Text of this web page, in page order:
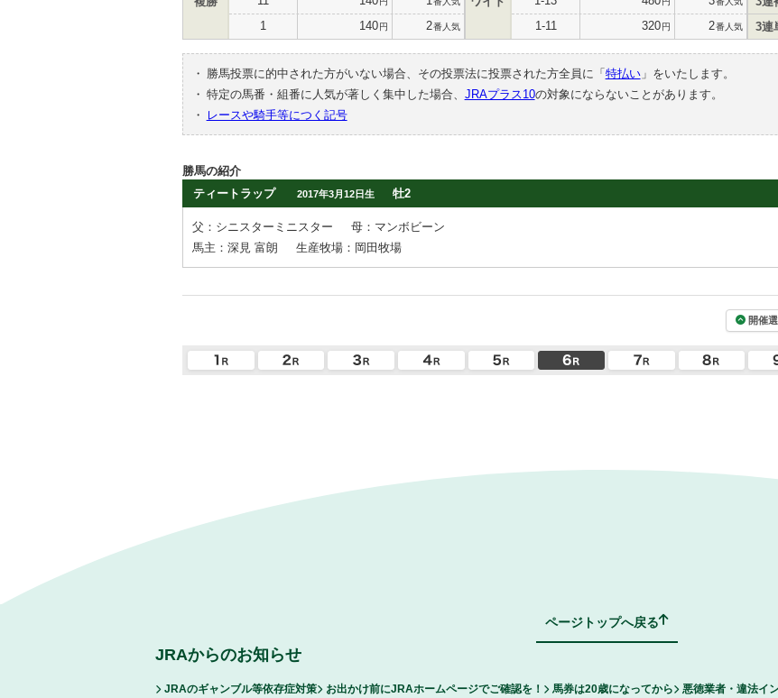
1 140円 2番人気 1-11 320円 2番人気 3連
・ 勝馬投票に的中された方がいない場合、その投票法に投票された方全員に「 特払い」をいたします。
・ 特定の馬番・組番に人気が著しく集中した場合、 JRAプラス10の対象にならないことがあります。
・
レースや騎手等につく記号
勝馬の紹介
ティートラップ
2017年3月12日生 牡2
父：シニスターミニスター
母：マンボビーン
馬主：深見 富朗
生産牧場：岡田牧場
開催
ページトップへ戻る
JRAからのお知らせ
JRAのギャンブル等依存症対策 お出かけ前にJRAホームページでご確認を！ 馬券は20歳になってから 悪徳業者・違法イ